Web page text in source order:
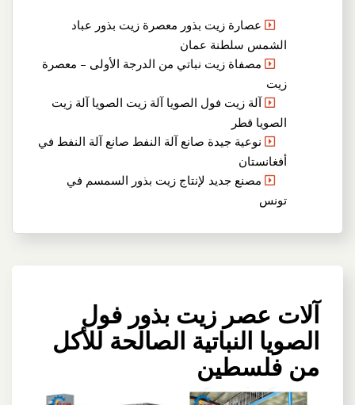
عصارة زيت بذور معصرة زيت بذور عباد
الشمس سلطنة عمان
مصفاة زيت نباتي من الدرجة الأولى – معصرة
زيت
آلة زيت فول الصويا آلة زيت الصويا آلة زيت
الصويا قطر
نوعية جيدة صانع آلة النفط صانع آلة النفط في
أفغانستان
مصنع جديد لإنتاج زيت بذور السمسم في
تونس
آلات عصر زيت بذور فول
الصويا النباتية الصالحة للأكل
من فلسطين